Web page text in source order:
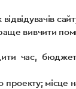
вивчити
час, бюджет;
проекту; місце